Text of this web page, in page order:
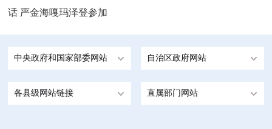
话 严金海嘎玛泽登参加
中央政府和国家部委网站 自治区政府网站
各县级网站链接 直属部门网站